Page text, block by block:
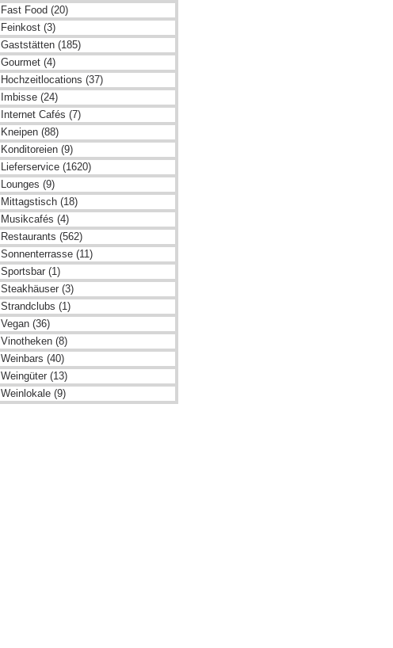
Fast Food (20)
Feinkost (3)
Gaststätten (185)
Gourmet (4)
Hochzeitlocations (37)
Imbisse (24)
Internet Cafés (7)
Kneipen (88)
Konditoreien (9)
Lieferservice (1620)
Lounges (9)
Mittagstisch (18)
Musikcafés (4)
Restaurants (562)
Sonnenterrasse (11)
Sportsbar (1)
Steakhäuser (3)
Strandclubs (1)
Vegan (36)
Vinotheken (8)
Weinbars (40)
Weingüter (13)
Weinlokale (9)